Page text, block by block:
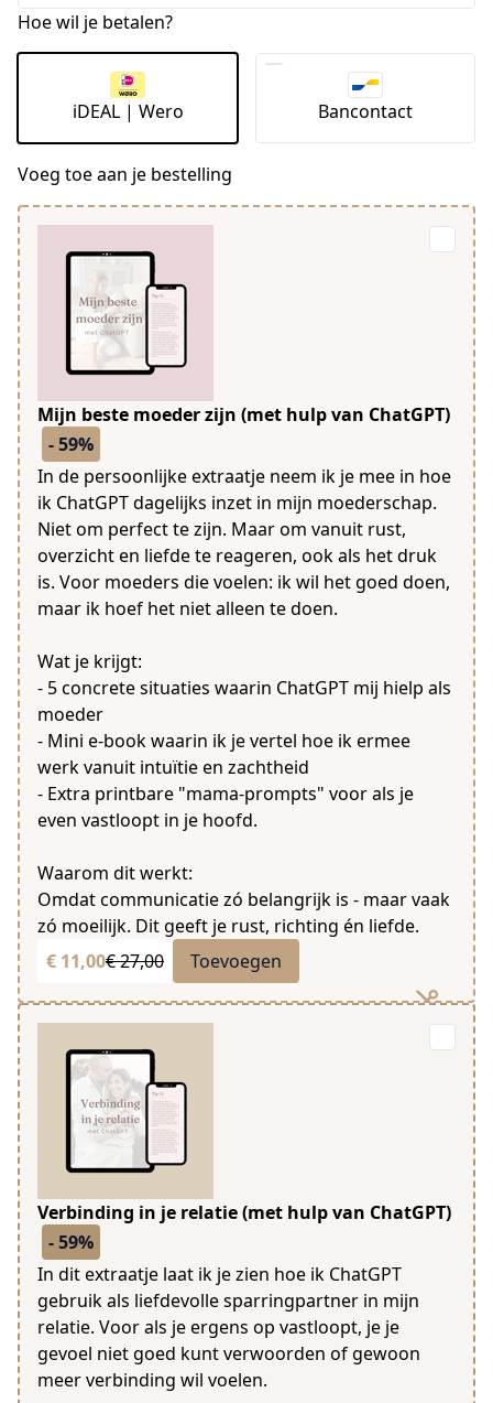
Staten
+1
Hoe wil je betalen?
iDEAL | Wero Bancontact
Voeg toe aan je bestelling
Mijn beste moeder zijn (met hulp van ChatGPT)
- 59%
In de persoonlijke extraatje neem ik je mee in hoe
ik ChatGPT dagelijks inzet in mijn moederschap.
Niet om perfect te zijn. Maar om vanuit rust,
overzicht en liefde te reageren, ook als het druk
is. Voor moeders die voelen: ik wil het goed doen,
maar ik hoef het niet alleen te doen.
Wat je krijgt:
- 5 concrete situaties waarin ChatGPT mij hielp als
moeder
- Mini e-book waarin ik je vertel hoe ik ermee
werk vanuit intuïtie en zachtheid
- Extra printbare "mama-prompts" voor als je
even vastloopt in je hoofd.
Waarom dit werkt:
Omdat communicatie zó belangrijk is - maar vaak
zó moeilijk. Dit geeft je rust, richting én liefde.
€ 11,00€ 27,00 Toevoegen
Verbinding in je relatie (met hulp van ChatGPT)
- 59%
In dit extraatje laat ik je zien hoe ik ChatGPT
gebruik als liefdevolle sparringpartner in mijn
relatie. Voor als je ergens op vastloopt, je je
gevoel niet goed kunt verwoorden of gewoon
meer verbinding wil voelen.